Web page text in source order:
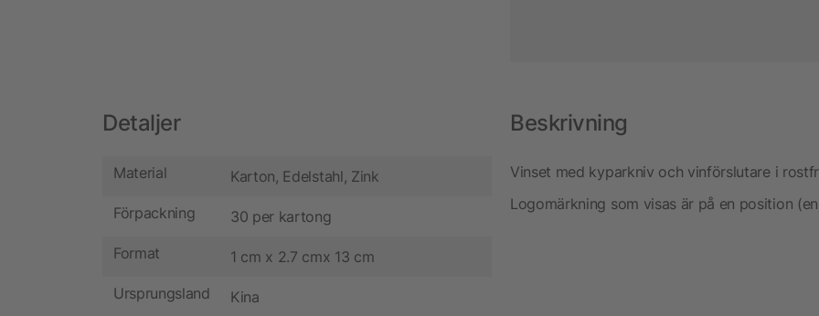
Detaljer
Material Karton, Edelstahl, Zink
Förpackning 30 per kartong
Format 1 cm x 2.7 cmx 13 cm
Ursprungsland Kina
Beskrivning
Vinset med kyparkniv och vinförslutare i
Logomärkning som visas är på en position